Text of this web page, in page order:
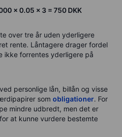
× 0.05 × 3 = 750 DKK
over tre år uden yderligere
rente. Låntagere drager fordel
ikke forrentes yderligere på
personlige lån, billån og visse
som obligationer. For
mindre udbredt, men det er
at kunne vurdere bestemte